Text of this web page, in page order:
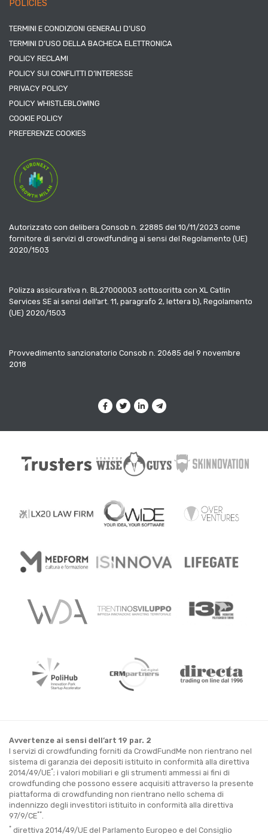
POLICIES
TERMINI E CONDIZIONI GENERALI D’USO
TERMINI D’USO DELLA BACHECA ELETTRONICA
POLICY RECLAMI
POLICY SUI CONFLITTI D’INTERESSE
PRIVACY POLICY
POLICY WHISTLEBLOWING
COOKIE POLICY
PREFERENZE COOKIES
Autorizzato con delibera Consob n. 22885 del 10/11/2023 come
fornitore di servizi di crowdfunding ai sensi del Regolamento (UE)
2020/1503
Polizza assicurativa n. BL27000003 sottoscritta con XL Catlin
Services SE ai sensi dell’art. 11, paragrafo 2, lettera b), Regolamento
(UE) 2020/1503
Provvedimento sanzionatorio Consob n. 20685 del 9 novembre
2018
Avvertenze ai sensi dell’art 19 par. 2
I servizi di crowdfunding forniti da CrowdFundMe non rientrano nel
sistema di garanzia dei depositi istituito in conformità alla direttiva
2014/49/UE*; i valori mobiliari e gli strumenti ammessi ai fini di
crowdfunding che possono essere acquisiti attraverso la presente
piattaforma di crowdfunding non rientrano nello schema di
indennizzo degli investitori istituito in conformità alla direttiva
97/9/CE**
* direttiva 2014/49/UE del Parlamento Europeo e del Consiglio